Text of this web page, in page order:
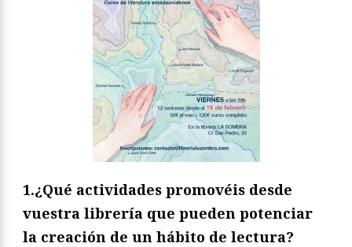
1.¿Qué actividades promovéis desde
vuestra librería que pueden potenciar
la creación de un hábito de lectura?